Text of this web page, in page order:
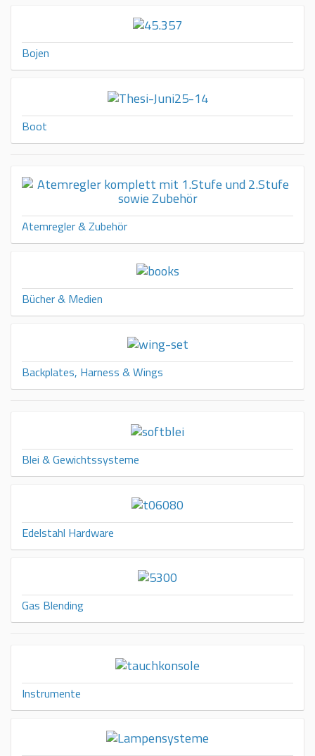
Bojen
Boot
Atemregler & Zubehör
Bücher & Medien
Backplates, Harness & Wings
Blei & Gewichtssysteme
Edelstahl Hardware
Gas Blending
Instrumente